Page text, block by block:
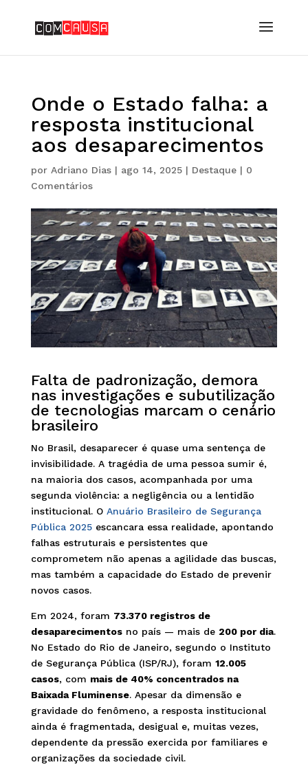
Onde o Estado falha: a
resposta institucional
aos desaparecimentos
por Adriano Dias| ago 14, 2025| Destaque| 0
Comentários
Falta de padronização, demora
nas investigações e subutilização
de tecnologias marcam o cenário
brasileiro
No Brasil, desaparecer é quase uma sentença de
invisibilidade. A tragédia de uma pessoa sumir é,
na maioria dos casos, acompanhada por uma
segunda violência: a negligência ou a lentidão
institucional. O Anuário Brasileiro de Segurança
Pública 2025escancara essa realidade, apontando
falhas estruturais e persistentes que
comprometem não apenas a agilidade das buscas,
mas também a capacidade do Estado de prevenir
novos casos.
Em 2024, foram 73.370 registros de
desaparecimentosno país — mais de 200 por dia.
No Estado do Rio de Janeiro, segundo o Instituto
de Segurança Pública (ISP/RJ), foram 12.005
casos, com mais de 40% concentrados na
Baixada Fluminense. Apesar da dimensão e
gravidade do fenômeno, a resposta institucional
ainda é fragmentada, desigual e, muitas vezes,
dependente da pressão exercida por familiares e
organizações da sociedade civil.